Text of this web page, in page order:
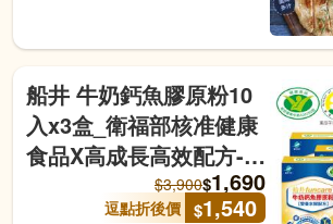
船井 牛奶鈣魚膠原粉10
入x3盒_衛福部核准健康
食品X高成長高效配方-逗
$3,900$1,690
逗點折後價 $1,540